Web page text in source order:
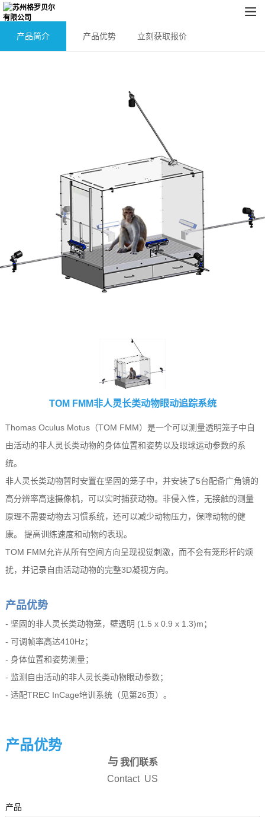
产品简介 产品优势 立刻获取报价
TOM FMM非人灵长类动物眼动追踪系统
Thomas Oculus Motus（TOM FMM）是一个可以测量透明笼子中自
由活动的非人灵长类动物的身体位置和姿势以及眼球运动参数的系
统。
非人灵长类动物暂时安置在坚固的笼子中，并安装了5台配备广角镜的
高分辨率高速摄像机，可以实时捕获动物。非侵入性，无接触的测量
原理不需要动物去习惯系统，还可以减少动物压力，保障动物的健
康。 提高训练速度和动物的表现。
TOM FMM允许从所有空间方向呈现视觉刺激，而不会有笼形杆的烦
扰，并记录自由活动动物的完整3D凝视方向。
产品优势
- 坚固的非人灵长类动物笼，壁透明 (1.5 x 0.9 x 1.3)m；
- 可调帧率高达410Hz；
- 身体位置和姿势测量；
- 监测自由活动的非人灵长类动物眼动参数；
- 适配TREC InCage培训系统（见第26页）。
产品优势
与 我们联系
Contact US
产品